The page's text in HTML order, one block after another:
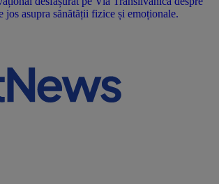
jos asupra sănătății fizice și emoționale.